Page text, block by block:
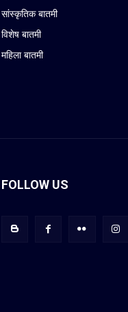
सांस्कृतिक बातमी
विशेष बातमी
महिला बातमी
FOLLOW US